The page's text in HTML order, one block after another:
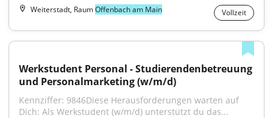
Weiterstadt, RaumOffenbach am Main Vollzeit
Werkstudent Personal - Studierendenbetreuung
und Personalmarketing (w/m/d)
Kennziffer: 9846Diese Herausforderungen warten auf
Dich: Als Werkstudent (w/m/d) unterstützt du das...